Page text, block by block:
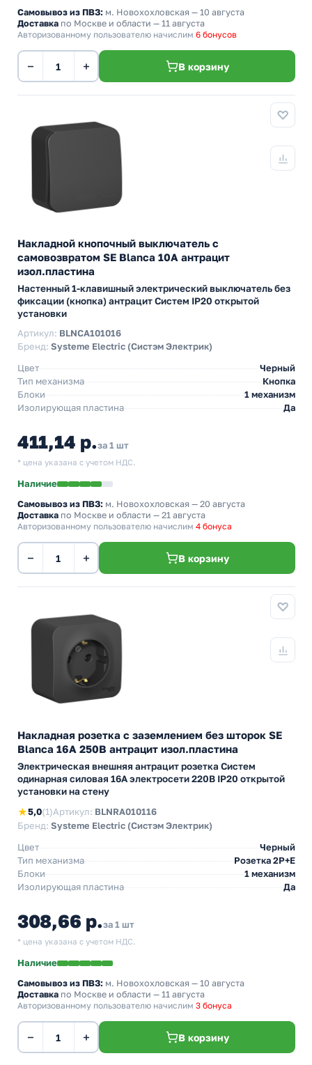
Самовывоз из ПВЗ: м. Новохохловская — 10 августа
Доставка по Москве и области — 11 августа
Авторизованному пользователю начислим 6 бонусов
− + В корзину
Накладной кнопочный выключатель с
самовозвратом SE Blanca 10А антрацит
изол.пластина
Настенный 1-клавишный электрический выключатель без
фиксации (кнопка) антрацит Систем IP20 открытой
установки
Артикул: BLNCA101016
Бренд: Systeme Electric (Систэм Электрик)
Цвет
Черный
Тип механизма
Кнопка
Блоки
1 механизм
Изолирующая пластина
Да
411,14 р.за 1 шт
* цена указана с учетом НДС.
Наличие
Самовывоз из ПВЗ: м. Новохохловская — 20 августа
Доставка по Москве и области — 21 августа
Авторизованному пользователю начислим 4 бонуса
− + В корзину
Накладная розетка с заземлением без шторок SE
Blanca 16А 250В антрацит изол.пластина
Электрическая внешняя антрацит розетка Систем
одинарная силовая 16А электросети 220В IP20 открытой
установки на стену
★5,0(1)Артикул: BLNRA010116
Бренд: Systeme Electric (Систэм Электрик)
Цвет
Черный
Тип механизма
Розетка 2Р+Е
Блоки
1 механизм
Изолирующая пластина
Да
308,66 р.за 1 шт
* цена указана с учетом НДС.
Наличие
Самовывоз из ПВЗ: м. Новохохловская — 10 августа
Доставка по Москве и области — 11 августа
Авторизованному пользователю начислим 3 бонуса
− + В корзину